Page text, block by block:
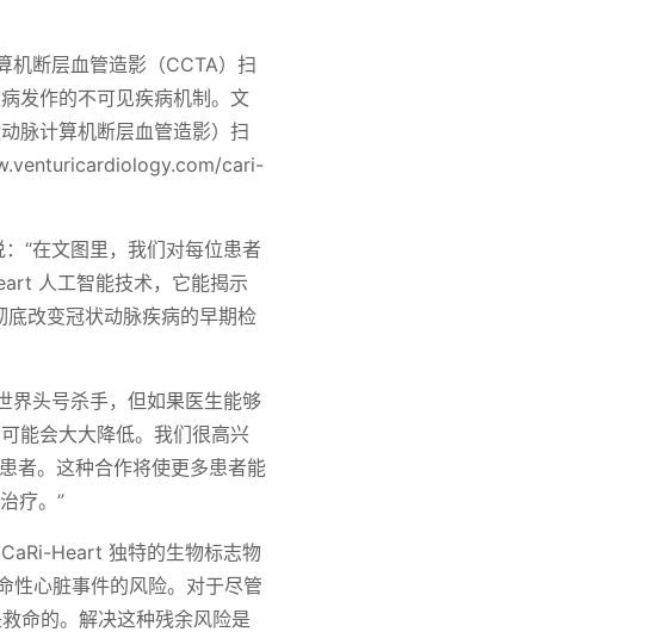
机断层血管造影（CCTA）扫
发作的不可见疾病机制。文
脉计算机断层血管造影）扫
cari-
“在文图里，我们对每位患者
人工智能技术，它能揭示
改变冠状动脉疾病的早期检
界头号杀手，但如果医生能够
能会大大降低。我们很高兴
者。这种合作将使更多患者能
疗。”
Heart 独特的生物标志物
性心脏事件的风险。对于尽管
命的。解决这种残余风险是